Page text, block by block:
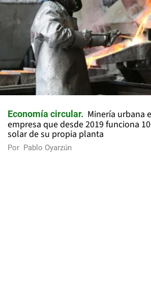
Economía circular
Minería urbana
empresa que desde 2019 funciona
solar de su propia planta
Por Pablo Oyarzún